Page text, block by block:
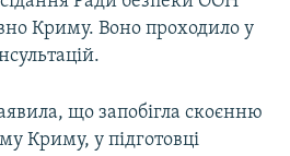
Криму. Воно проходило у
що запобігла скоєнню
Криму, у підготовці